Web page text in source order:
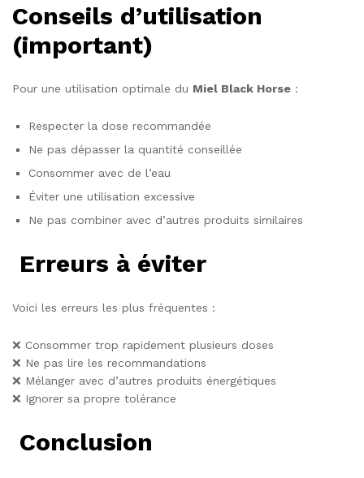
Conseils d’utilisation
(important)
Pour une utilisation optimale du Miel Black Horse :
Respecter la dose recommandée
Ne pas dépasser la quantité conseillée
Consommer avec de l’eau
Éviter une utilisation excessive
Ne pas combiner avec d’autres produits similaires
Erreurs à éviter
Voici les erreurs les plus fréquentes :
❌ Consommer trop rapidement plusieurs doses
❌ Ne pas lire les recommandations
❌ Mélanger avec d’autres produits énergétiques
❌ Ignorer sa propre tolérance
Conclusion